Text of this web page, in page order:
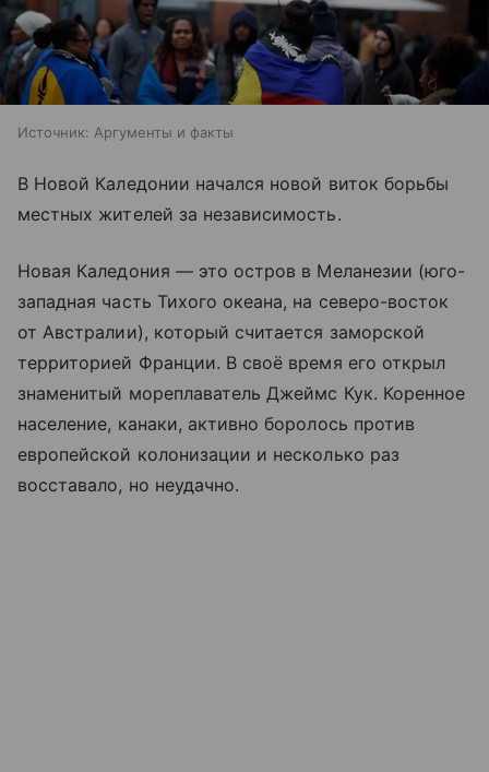
Источник: Аргументы и факты
В Новой Каледонии начался новой виток борьбы
местных жителей за независимость.
Новая Каледония — это остров в Меланезии (юго-
западная часть Тихого океана, на северо-восток
от Австралии), который считается заморской
территорией Франции. В своё время его открыл
знаменитый мореплаватель Джеймс Кук. Коренное
население, канаки, активно боролось против
европейской колонизации и несколько раз
восставало, но неудачно.